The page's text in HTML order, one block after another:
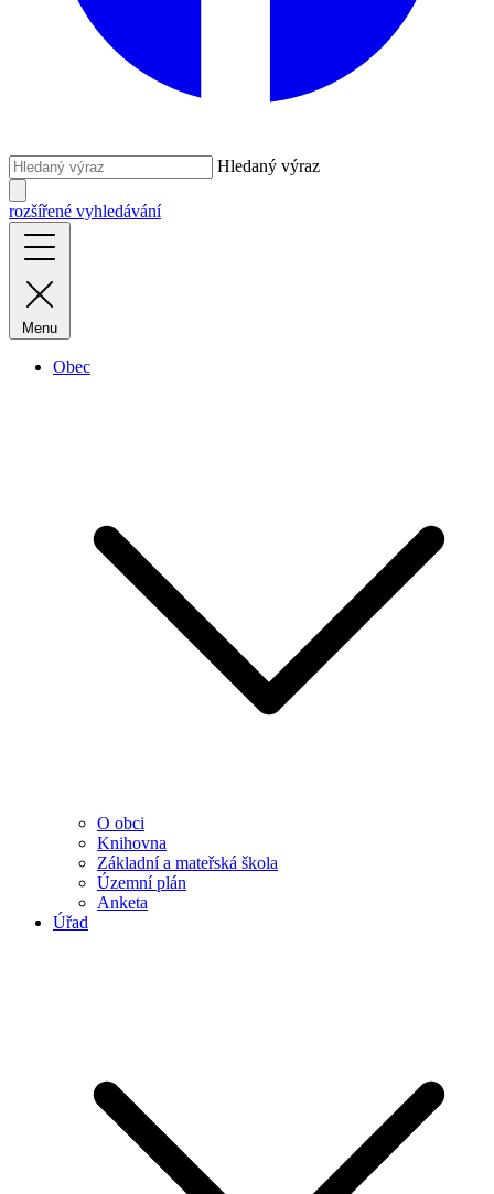
Hledaný výraz
rozšířené vyhledávání
Menu
Obec
O obci
Knihovna
Základní a mateřská škola
Územní plán
Anketa
Úřad